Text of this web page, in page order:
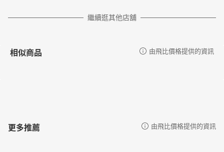
繼續逛其他店舖
相似商品 由飛比價格提供的資訊
更多推薦 由飛比價格提供的資訊